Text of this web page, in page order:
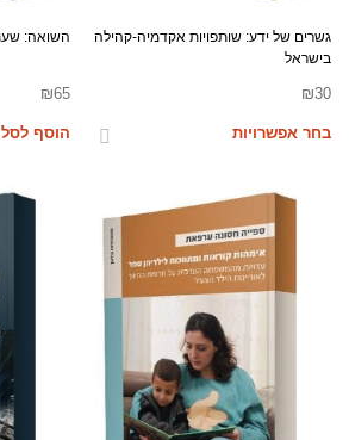
גשרים של ידע: שותפויות אקדמיה-קהילה
בישראל
₪30
בחר אפשרויות
השואה:
₪65
הוסף לסל